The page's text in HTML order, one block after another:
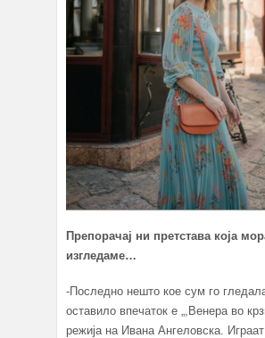
Препорачај ни претстава која
изгледаме…
-Последно нешто кое сум го
оставило впечаток е „,Венера во
режија на Ивана Ангеловска.